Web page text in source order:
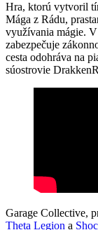
Hra, ktorú vytvoril
Mága z Rádu,
využívania mágie.
zabezpečuje
cesta odohráva na
súostrovie
Garage Collective,
Theta Legion a